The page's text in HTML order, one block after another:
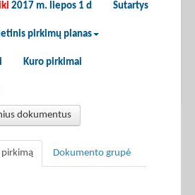
iki 2017 m. liepos 1 d Sutartys
pirkimų planas
Kuro pirkimai
dokumentus
pirkimą Dokumento grupė